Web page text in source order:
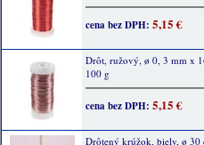
cena bez DPH: 5,15 €
Drôt, ružový, ø 0, 3 mm x
100 g
cena bez DPH: 5,15 €
Drôtený krúžok, biely, ø 30